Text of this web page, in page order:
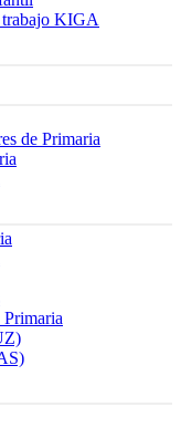
trabajo KIGA
de Primaria
Primaria